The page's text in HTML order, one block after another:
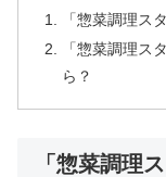
「惣菜調理ス
「惣菜調理ス
ら？
「惣菜調理